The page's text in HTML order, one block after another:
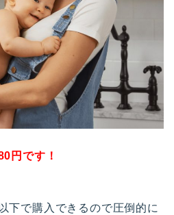
円です！
下で購入できるので圧倒的に